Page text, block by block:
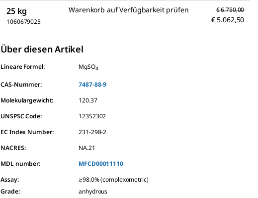
25 kg
1060679025
Warenkorb auf Verfügbarkeit prüfen € 6.750,00
€ 5.062,50
Über diesen Artikel
Lineare Formel: MgSO4
CAS-Nummer:
7487-88-9
Molekulargewicht:
120.37
UNSPSC Code:
12352302
EC Index Number:
231-298-2
NACRES:
NA.21
MDL number:
MFCD00011110
Assay:
≥98.0% (complexometric)
Grade:
anhydrous